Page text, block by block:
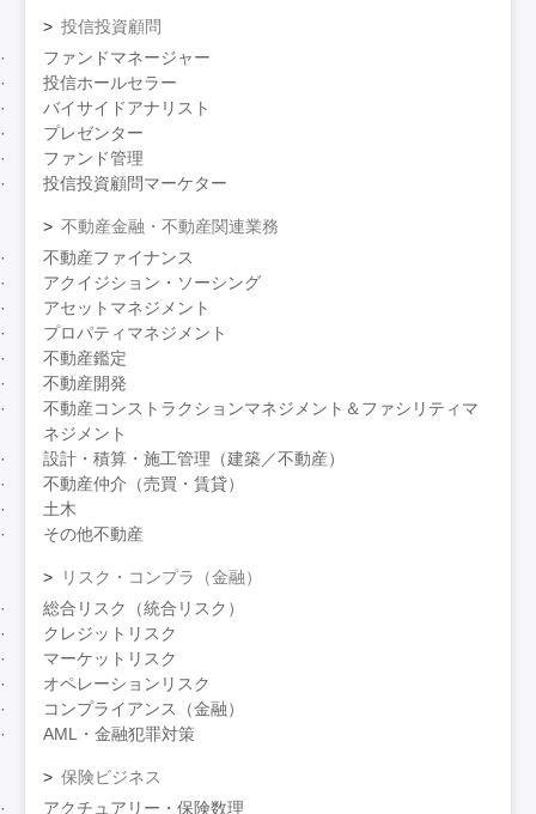
投信投資顧問
ファンドマネージャー
投信ホールセラー
バイサイドアナリスト
プレゼンター
ファンド管理
投信投資顧問マーケター
不動産金融・不動産関連業務
不動産ファイナンス
アクイジション・ソーシング
アセットマネジメント
プロパティマネジメント
不動産鑑定
不動産開発
不動産コンストラクションマネジメント＆ファシリティマ
ネジメント
設計・積算・施工管理（建築／不動産）
不動産仲介（売買・賃貸）
土木
その他不動産
リスク・コンプラ（金融）
総合リスク（統合リスク）
クレジットリスク
マーケットリスク
オペレーションリスク
コンプライアンス（金融）
AML・金融犯罪対策
保険ビジネス
アクチュアリー・保険数理